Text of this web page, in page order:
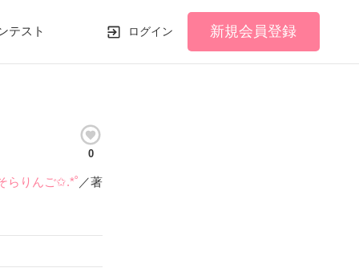
テスト ログイン 新規会員登録
0
らりんご✩.*˚ ／著